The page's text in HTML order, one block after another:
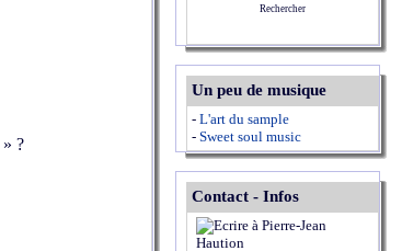
?
Rechercher
Un peu de musique
- L'art du sample
- Sweet soul music
Contact - Infos